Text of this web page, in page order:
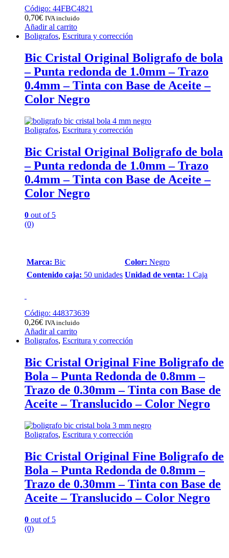
Código: 44FBC4821
0,70€ IVA incluido
Añadir al carrito
Boligrafos, Escritura y corrección
Bic Cristal Original Boligrafo de bola
– Punta redonda de 1.0mm – Trazo
0.4mm – Tinta con Base de Aceite –
Color Negro
Boligrafos, Escritura y corrección
Bic Cristal Original Boligrafo de bola
– Punta redonda de 1.0mm – Trazo
0.4mm – Tinta con Base de Aceite –
Color Negro
0 out of 5
(0)
Marca: Bic Color: Negro
Contenido caja: 50 unidades Unidad de venta: 1 Caja
Código: 448373639
0,26€ IVA incluido
Añadir al carrito
Boligrafos, Escritura y corrección
Bic Cristal Original Fine Boligrafo de
Bola – Punta Redonda de 0.8mm –
Trazo de 0.30mm – Tinta con Base de
Aceite – Translucido – Color Negro
Boligrafos, Escritura y corrección
Bic Cristal Original Fine Boligrafo de
Bola – Punta Redonda de 0.8mm –
Trazo de 0.30mm – Tinta con Base de
Aceite – Translucido – Color Negro
0 out of 5
(0)